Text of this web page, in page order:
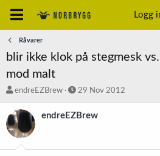
Logg
Råvarer
blir ikke klok på stegmesk
mod malt
T
å
d
s
endreEZBrew
S
a
29 Nov 2012
endreEZBrew